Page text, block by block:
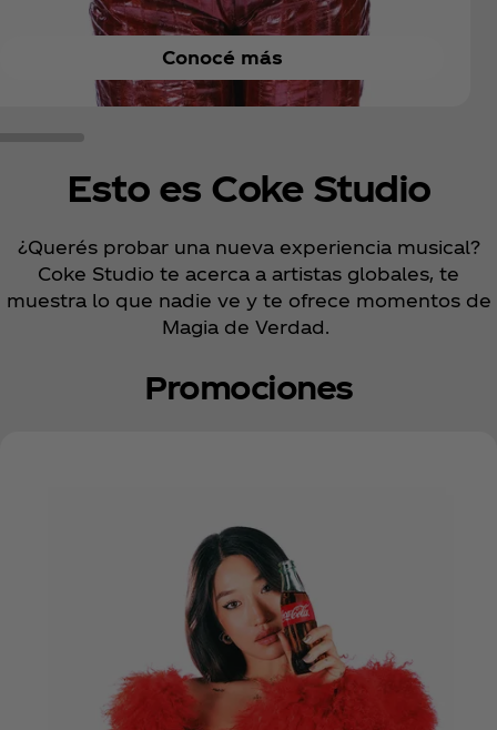
Conocé más
Esto es Coke Studio
¿Querés probar una nueva experiencia musical?
Coke Studio te acerca a artistas globales, te
muestra lo que nadie ve y te ofrece momentos de
Magia de Verdad.
Promociones